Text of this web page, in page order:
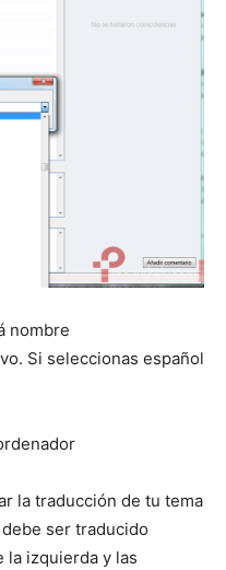
nombre
Si seleccionas español
la traducción de tu tema
ser traducido
la izquierda y las